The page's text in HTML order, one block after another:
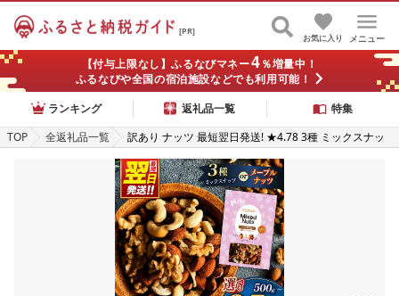
[PR]
メニュー
お気に入り
【付与上限なし】ふるなびマネー4％増量中！
ふるなびや全国の宿泊施設などでも利用可能！
ランキング
返礼品一覧
特集
TOP
全返礼品一覧
訳あり ナッツ 最短翌日発送! ★4.78 3種 ミックスナッ
ツ or メープルナッツ 500g 〜 3500g 選べる 定期便 3
回 〜 12回 素焼き アーモンド 生くるみ 素焼き カシュ
ーナッツ 熊本 和水町 おやつ 大容量 健康食 無塩 無添加
焙煎 人気 お菓子 スイーツ